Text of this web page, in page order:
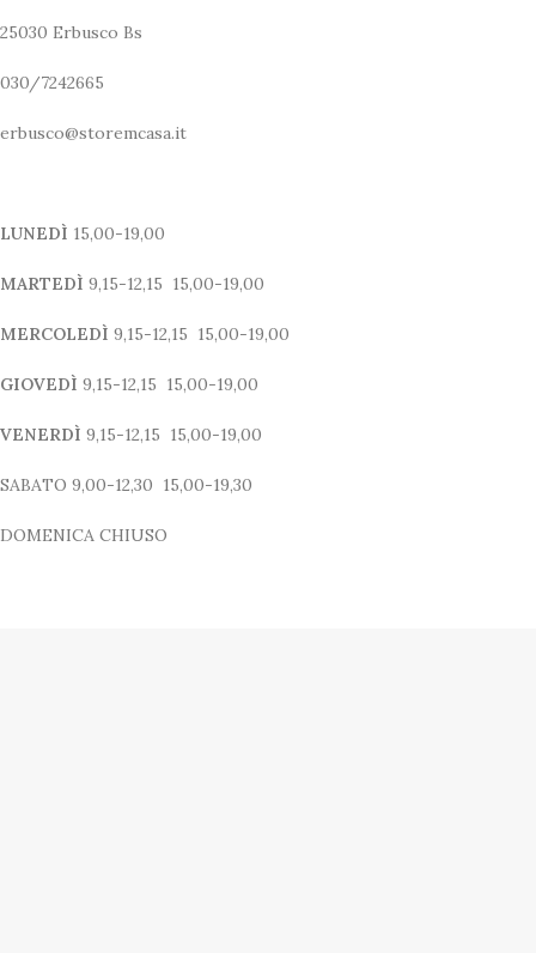
25030 Erbusco Bs
030/7242665
erbusco@storemcasa.it
LUNEDÌ 15,00-19,00
MARTEDÌ 9,15-12,15 15,00-19,00
MERCOLEDÌ 9,15-12,15 15,00-19,00
GIOVEDÌ 9,15-12,15 15,00-19,00
VENERDÌ 9,15-12,15 15,00-19,00
SABATO 9,00-12,30 15,00-19,30
DOMENICA CHIUSO